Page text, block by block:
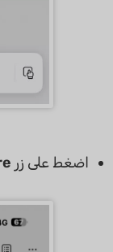
اضغط على زر